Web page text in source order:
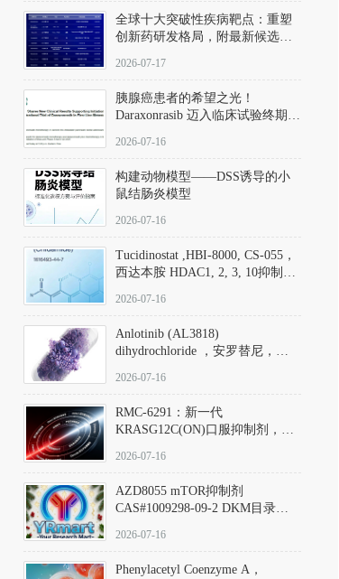
全球十大突破性疾病靶点：重塑
创新药研发格局，附最新候选分
2026-07-17
胰腺癌患者的希望之光！
Daraxonrasib 迈入临床试验终期阶
2026-07-16
构建动物模型——DSS诱导的小
鼠结肠炎模型
2026-07-16
Tucidinostat ,HBI-8000, CS-055，
西达本胺 HDAC1, 2, 3, 10抑制剂
D808567) - DKM活性分子
2026-07-16
Anlotinib (AL3818)
dihydrochloride ，安罗替尼，
Hydrochloride实验方法步骤SOP
2026-07-16
RMC-6291：新一代
KRASG12C(ON)口服抑制剂，
(Elironrasib)CAS#2641998-63-0
2026-07-16
AZD8055 mTOR抑制剂
CAS#1009298-09-2 DKM目录号
激酶抑制剂的深度剖析
2026-07-16
Phenylacetyl Coenzyme A，